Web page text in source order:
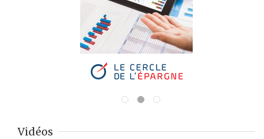
Vidéos